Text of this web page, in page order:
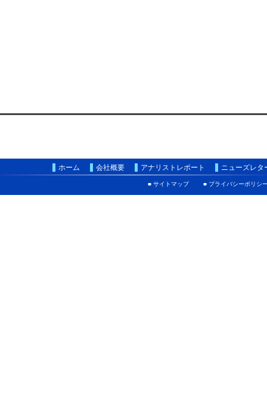
ホーム 会社概要 アナリストレポート ニューズレタ
■ プライバシーポリシ
■ サイトマップ